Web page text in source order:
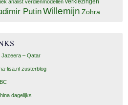
analist verdienmodellen verkiezingen
PutinWillemijn Zohra
Jazeera – Qatar
lisa.nl zusterblog
dagelijks